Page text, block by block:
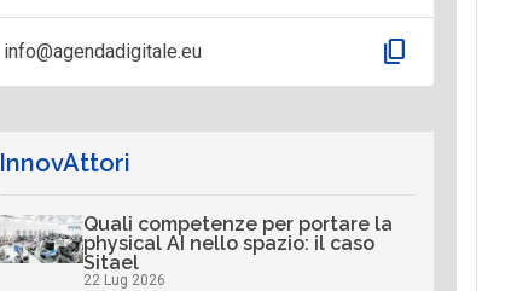
info@agendadigitale.eu content_copy
InnovAttori
Quali competenze per portare la
physical AI nello spazio: il caso
Sitael
22 Lug 2026